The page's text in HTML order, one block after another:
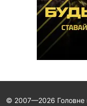
© 2007—2026 Головне